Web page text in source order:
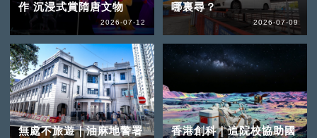
作 沉浸式賞隋唐文物
2026-07-12
哪裏尋？
2026-07-09
無處不旅遊｜油麻地警署
香港創科｜這院校協助國